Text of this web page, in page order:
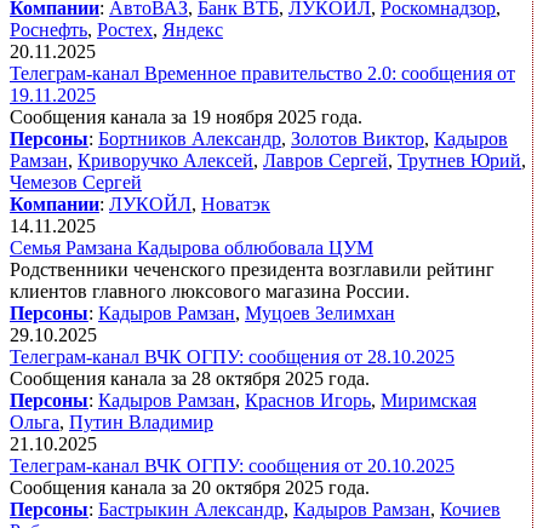
Компании: АвтоВАЗ, Банк ВТБ, ЛУКОЙЛ, Роскомнадзор,
Роснефть, Ростех, Яндекс
20.11.2025
Телеграм-канал Временное правительство 2.0: сообщения от
19.11.2025
Сообщения канала за 19 ноября 2025 года.
Персоны: Бортников Александр, Золотов Виктор, Кадыров
Рамзан, Криворучко Алексей, Лавров Сергей, Трутнев Юрий,
Чемезов Сергей
Компании: ЛУКОЙЛ, Новатэк
14.11.2025
Семья Рамзана Кадырова облюбовала ЦУМ
Родственники чеченского президента возглавили рейтинг
клиентов главного люксового магазина России.
Персоны: Кадыров Рамзан, Муцоев Зелимхан
29.10.2025
Телеграм-канал ВЧК ОГПУ: сообщения от 28.10.2025
Сообщения канала за 28 октября 2025 года.
Персоны: Кадыров Рамзан, Краснов Игорь, Миримская
Ольга, Путин Владимир
21.10.2025
Телеграм-канал ВЧК ОГПУ: сообщения от 20.10.2025
Сообщения канала за 20 октября 2025 года.
Персоны: Бастрыкин Александр, Кадыров Рамзан, Кочиев